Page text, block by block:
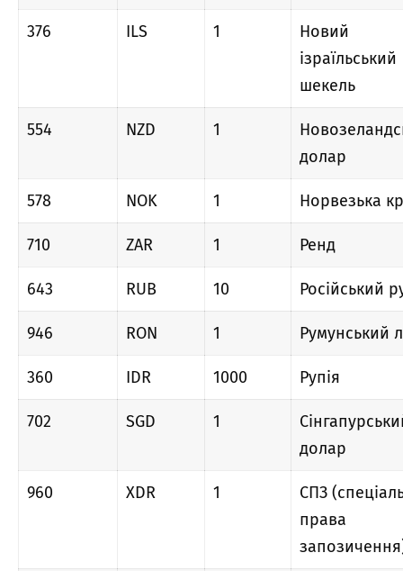
376 ILS 1
Новий
ізраїльський
шекель
554 NZD 1
долар
578 NOK 1 Норвезька
710 ZAR 1 Ренд
643 RUB 10 Російський
946 RON 1 Румунський
360 IDR 1000 Рупія
702 SGD 1
долар
960 XDR 1
СПЗ
права